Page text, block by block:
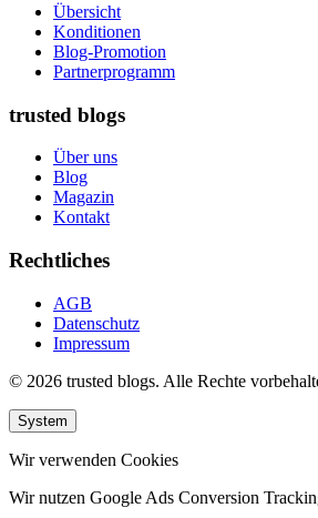
Übersicht
Konditionen
Blog-Promotion
Partnerprogramm
trusted blogs
Über uns
Blog
Magazin
Kontakt
Rechtliches
AGB
Datenschutz
Impressum
© 2026 trusted blogs. Alle Rechte
System
Wir verwenden Cookies
Wir nutzen Google Ads Conversion